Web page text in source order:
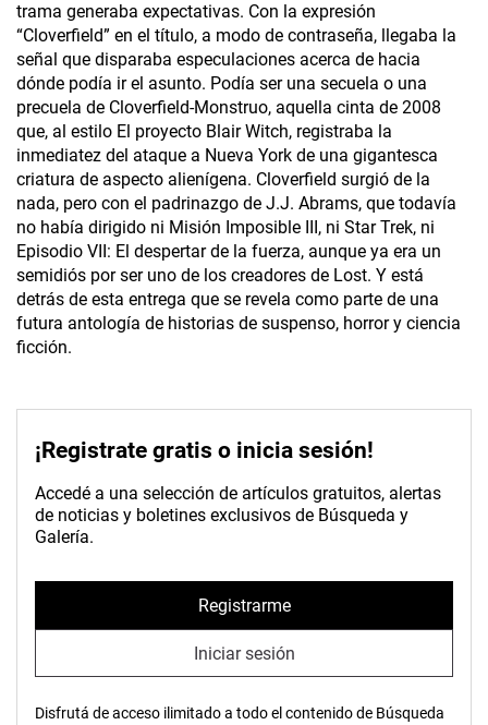
trama generaba expectativas. Con la expresión
“Cloverfield” en el título, a modo de contraseña, llegaba la
señal que disparaba especulaciones acerca de hacia
dónde podía ir el asunto. Podía ser una secuela o una
precuela de Cloverfield-Monstruo, aquella cinta de 2008
que, al estilo El proyecto Blair Witch, registraba la
inmediatez del ataque a Nueva York de una gigantesca
criatura de aspecto alienígena. Cloverfield surgió de la
nada, pero con el padrinazgo de J.J. Abrams, que todavía
no había dirigido ni Misión Imposible III, ni Star Trek, ni
Episodio VII: El despertar de la fuerza, aunque ya era un
semidiós por ser uno de los creadores de Lost. Y está
detrás de esta entrega que se revela como parte de una
futura antología de historias de suspenso, horror y ciencia
ficción.
¡Registrate gratis o inicia sesión!
Accedé a una selección de artículos gratuitos, alertas
de noticias y boletines exclusivos de Búsqueda y
Galería.
Registrarme
Iniciar sesión
Disfrutá de acceso ilimitado a todo el contenido de Búsqueda